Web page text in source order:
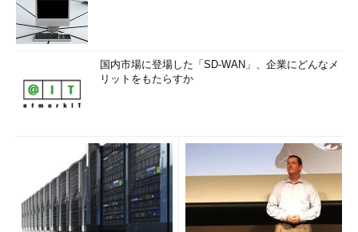
国内市場に登場した「SD-WAN」、企業にどんなメ
リットをもたらすか